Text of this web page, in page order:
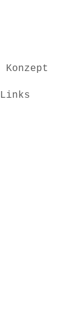
Konzept
Links